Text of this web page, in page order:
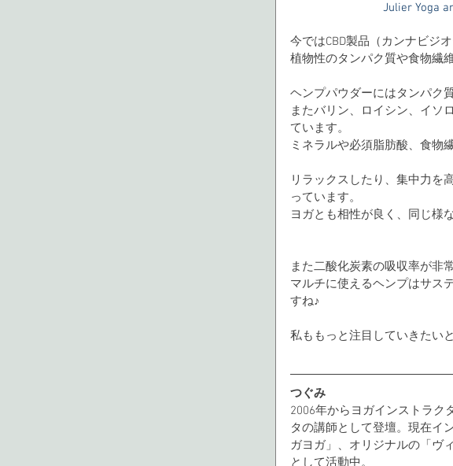
今ではCBD製品（カンナビジ
植物性のタンパク質や食物繊
ヘンプパウダーにはタンパク
またバリン、ロイシン、イソ
ています。
ミネラルや必須脂肪酸、食物
リラックスしたり、集中力を
っています。
ヨガとも相性が良く、同じ様
また二酸化炭素の吸収率が非
マルチに使えるヘンプはサス
すね♪
私ももっと注目していきたい
つぐみ
2006年からヨガインストラク
タの講師として登壇。現在イ
ガヨガ」、オリジナルの「ヴ
として活動中。
​Julier Yoga